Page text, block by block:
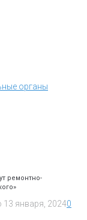
органы
ремонтно-
13 января, 20240